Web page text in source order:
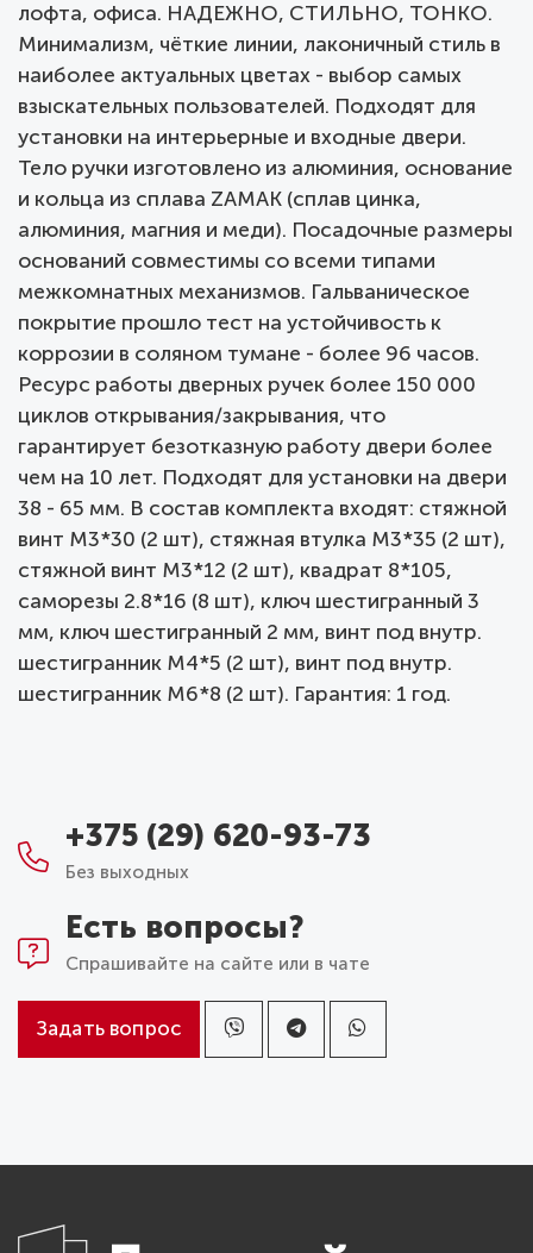
лофта, офиса. НАДЕЖНО, СТИЛЬНО, ТОНКО.
Минимализм, чёткие линии, лаконичный стиль в
наиболее актуальных цветах - выбор самых
взыскательных пользователей. Подходят для
установки на интерьерные и входные двери.
Тело ручки изготовлено из алюминия, основание
и кольца из сплава ZAMAK (сплав цинка,
алюминия, магния и меди). Посадочные размеры
оснований совместимы со всеми типами
межкомнатных механизмов. Гальваническое
покрытие прошло тест на устойчивость к
коррозии в соляном тумане - более 96 часов.
Ресурс работы дверных ручек более 150 000
циклов открывания/закрывания, что
гарантирует безотказную работу двери более
чем на 10 лет. Подходят для установки на двери
38 - 65 мм. В состав комплекта входят: стяжной
винт М3*30 (2 шт), стяжная втулка М3*35 (2 шт),
стяжной винт М3*12 (2 шт), квадрат 8*105,
саморезы 2.8*16 (8 шт), ключ шестигранный 3
мм, ключ шестигранный 2 мм, винт под внутр.
шестигранник М4*5 (2 шт), винт под внутр.
шестигранник М6*8 (2 шт). Гарантия: 1 год.
+375 (29) 620-93-73
Без выходных
Есть вопросы?
Спрашивайте на сайте или в чате
Задать вопрос